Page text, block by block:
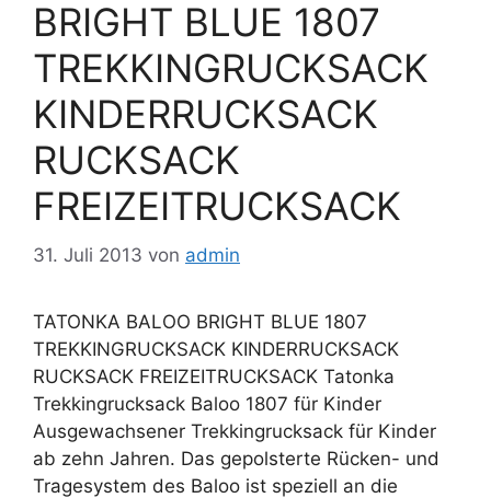
BRIGHT BLUE 1807
TREKKINGRUCKSACK
KINDERRUCKSACK
RUCKSACK
FREIZEITRUCKSACK
31. Juli 2013 von admin
TATONKA BALOO BRIGHT BLUE 1807
TREKKINGRUCKSACK KINDERRUCKSACK
RUCKSACK FREIZEITRUCKSACK Tatonka
Trekkingrucksack Baloo 1807 für Kinder
Ausgewachsener Trekkingrucksack für Kinder
ab zehn Jahren. Das gepolsterte Rücken- und
Tragesystem des Baloo ist speziell an die